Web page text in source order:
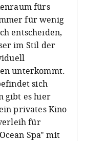
fürs
für wenig
entscheiden,
im Stil der
unterkommt.
sich
gibt es hier
privates Kino
für
Spa" mit